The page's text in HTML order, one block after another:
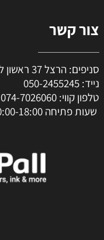
צור קשר
סניפים: הרצל 37 ראשון לציון
נייד: 050-2455245
טלפון קווי: 074-7026060
שעות פתיחה 10:00-18:00